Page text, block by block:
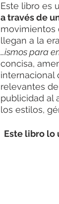
Este libro es
a través de
movimientos
llegan a la
…ismos para
concisa,
internacional
relevantes
publicidad al
los estilos,
Este libro lo